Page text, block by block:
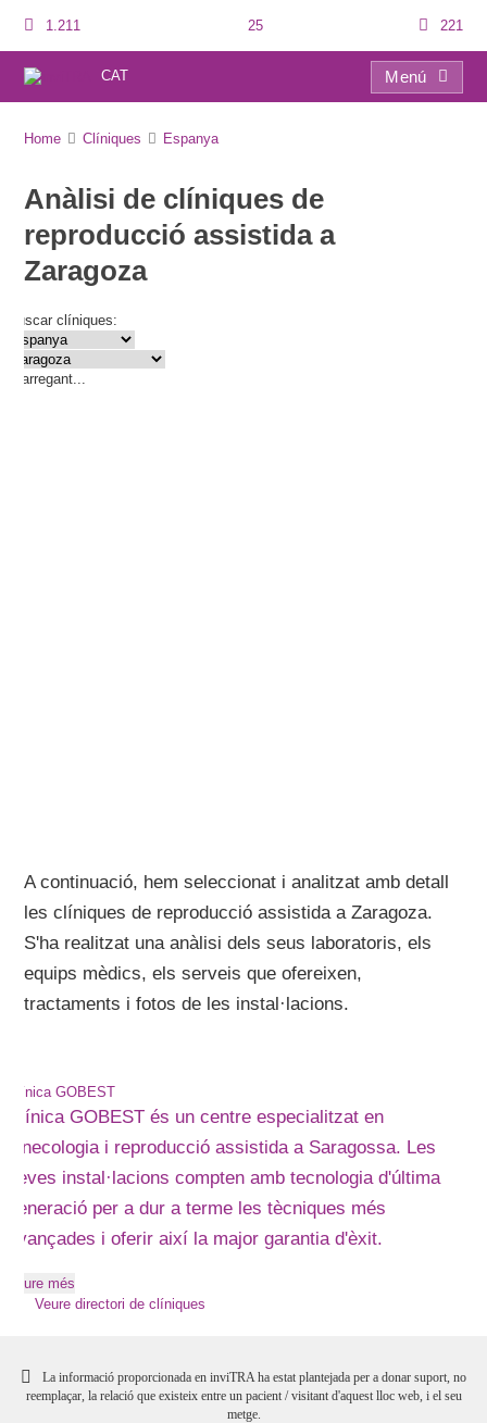
1.211 25 221
CAT
Menú
Home Clíniques Espanya
Anàlisi de clíniques de
reproducció assistida a
Zaragoza
Buscar clíniques:
Carregant...
A continuació, hem seleccionat i analitzat amb detall
les clíniques de reproducció assistida a Zaragoza.
S'ha realitzat una anàlisi dels seus laboratoris, els
equips mèdics, els serveis que ofereixen,
tractaments i fotos de les instal·lacions.
Clínica GOBEST
Clínica GOBEST és un centre especialitzat en
ginecologia i reproducció assistida a Saragossa. Les
seves instal·lacions compten amb tecnologia d'última
generació per a dur a terme les tècniques més
avançades i oferir així la major garantia d'èxit.
Veure més
Veure directori de clíniques
La informació proporcionada en inviTRA ha estat plantejada per a donar suport, no
reemplaçar, la relació que existeix entre un pacient / visitant d'aquest lloc web, i el seu
metge.